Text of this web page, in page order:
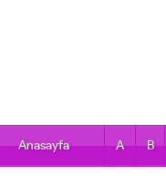
Anasayfa A B